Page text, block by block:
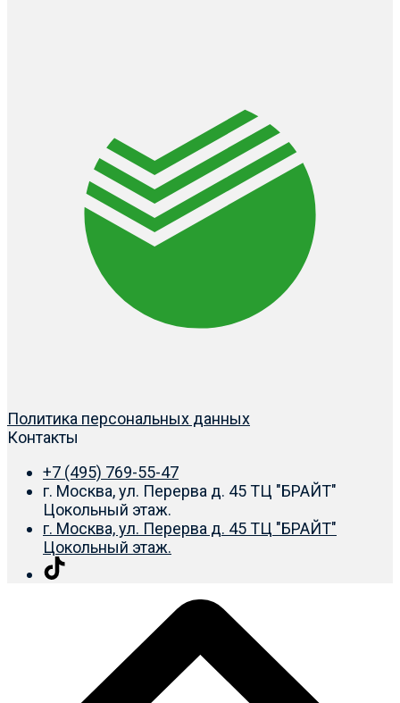
Политика персональных данных
Контакты
+7 (495) 769-55-47
г. Москва, ул. Перерва д. 45 ТЦ "БРАЙТ"
Цокольный этаж.
г. Москва, ул. Перерва д. 45 ТЦ "БРАЙТ"
Цокольный этаж.